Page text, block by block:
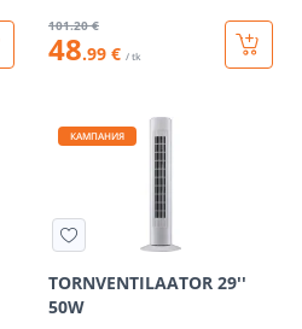
101.20 €
48.99 € / tk
КАМПАНИЯ
TORNVENTILAATOR 29''
50W